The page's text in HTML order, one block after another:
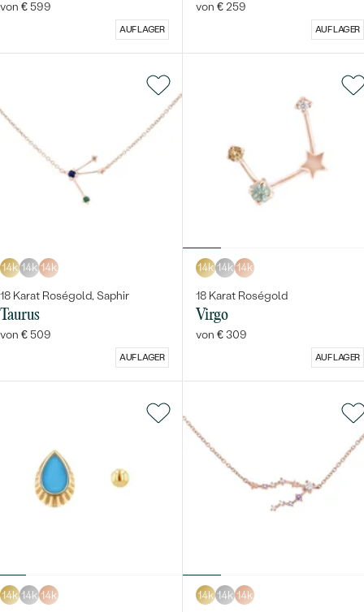
von € 599
AUF LAGER
von € 259
AUF LAGER
14k 14k 14k
18 Karat Roségold, Saphir
Taurus
von € 509
AUF LAGER
14k 14k 14k
18 Karat Roségold
Virgo
von € 309
AUF LAGER
14k 14k 14k 14k 14k 14k